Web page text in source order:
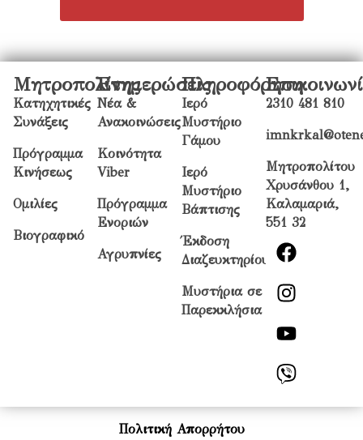
Μητροπολίτης
Κατηχητικές
Συνάξεις
Πρόγραμμα
Κινήσεως
Ομιλίες
Βιογραφικό
Ενημερώσεις
Νέα &
Ανακοινώσεις
Κοινότητα
Viber
Πρόγραμμα
Ενοριών
Αγρυπνίες
Πληροφόρηση
Ιερό
Μυστήριο
Γάμου
Ιερό
Μυστήριο
Βάπτισης
Έκδοση
Διαζευκτηρίου
Μυστήρια σε
Παρεκκλήσια
2310 481 810
Μητροπολίτου
Χρυσάνθου 1,
Καλαμαριά,
551 32
Πολιτική Απορρήτου